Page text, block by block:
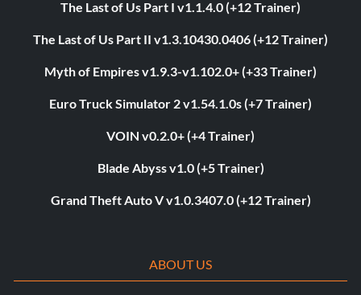
The Last of Us Part I v1.1.4.0 (+12 Trainer)
The Last of Us Part II v1.3.10430.0406 (+12 Trainer)
Myth of Empires v1.9.3-v1.102.0+ (+33 Trainer)
Euro Truck Simulator 2 v1.54.1.0s (+7 Trainer)
VOIN v0.2.0+ (+4 Trainer)
Blade Abyss v1.0 (+5 Trainer)
Grand Theft Auto V v1.0.3407.0 (+12 Trainer)
ABOUT US